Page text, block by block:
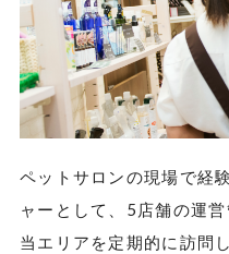
ペットサロンの現場で経
ャーとして、5店舗の運
当エリアを定期的に訪問